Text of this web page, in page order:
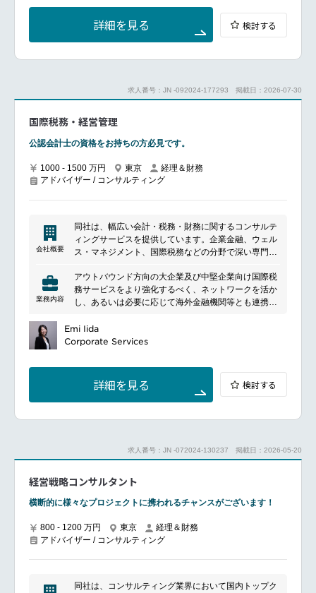
に伴い、即戦力として海外戦略コンサルティング案件
を担える人材を積極的に募集します。
入社後は、基本的には海外に長期出張もしくは駐在
し、海外の戦略領域のプロジェクトをリードいただき
日本発のコンサルティングファームである弊社は、日
持っています。
ァームとして成長していく過程にあるため、弊社の
強化活動にも主体的に関わっていただきたいと考えま
す。
詳細を見る 検討する
求人番号：JN -092024-177293 掲載日：2026-07-30
国際税務・経営管理
公認会計士の資格をお持ちの方必見です。
1000 - 1500 万円 東京
経理＆財務
アドバイザー / コンサルティング
会社概要
同社は、幅広い会計・税務・財務に関するコンサルテ
ィングサービスを提供しています。企業金融、ウェル
ス・マネジメント、国際税務などの分野で深い専門知
れまでは日米欧の大手金融機関や投資ファンドを主な
クライアントとしてきましたが、近年では多国籍企業
や中堅・中小企業、個人富裕層なども増加し、顧客層
業務内容
アウトバウンド方向の大企業及び中堅企業向け国際税
務サービスをより強化するべく、ネットワークを活か
し、あるいは必要に応じて海外金融機関等とも連携し
全般を支援するようなサービスを展開していくことを
検討中です。
Emi Iida
Corporate Services
詳細を見る 検討する
求人番号：JN -072024-130237 掲載日：2026-05-20
経営戦略コンサルタント
横断的に様々なプロジェクトに携われるチャンスがございます！
800 - 1200 万円 東京
経理＆財務
アドバイザー / コンサルティング
同社は、コンサルティング業界において国内トップク